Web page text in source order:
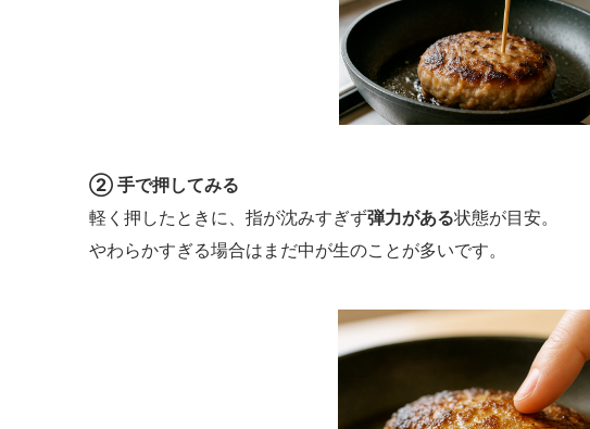
② 手で押してみる
軽く押したときに、指が沈みすぎず弾力がある状態が目安。
やわらかすぎる場合はまだ中が生のことが多いです。